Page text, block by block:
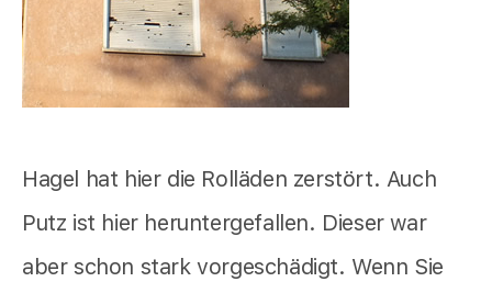
Hagel hat hier die Rolläden zerstört. Auch
Putz ist hier heruntergefallen. Dieser war
aber schon stark vorgeschädigt. Wenn Sie